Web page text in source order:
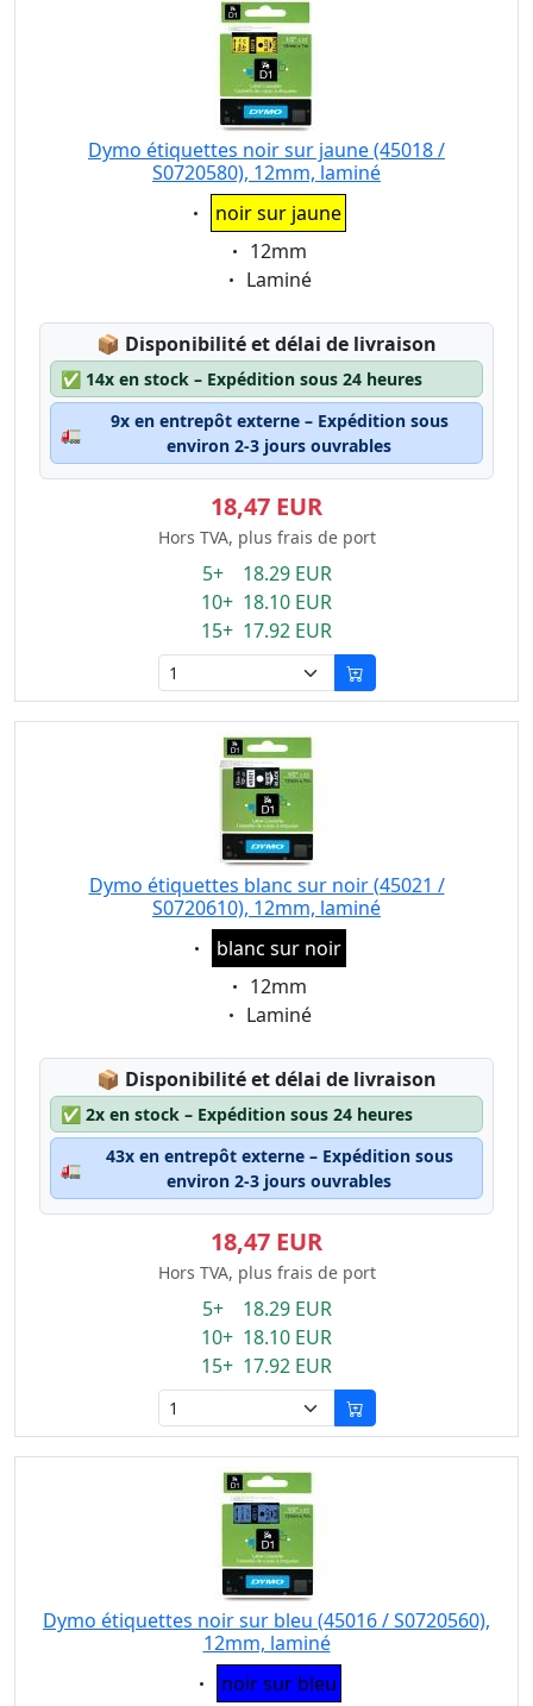
Dymo étiquettes noir sur jaune (45018 /
S0720580), 12mm, laminé
Eigenschaft:
noir sur jaune
Eigenschaft:
12mm
Eigenschaft:
Laminé
📦 Lagerstatus:
Disponibilité et délai de livraison
✅ 14x en stock – Expédition sous 24 heures
🚛
9x en entrepôt externe – Expédition sous
environ 2-3 jours ouvrables
18,47 EUR
Hors TVA, plus frais de port
5+ 18.29 EUR
10+ 18.10 EUR
15+ 17.92 EUR
Dymo étiquettes blanc sur noir (45021 /
S0720610), 12mm, laminé
Eigenschaft:
blanc sur noir
Eigenschaft:
12mm
Eigenschaft:
Laminé
📦 Lagerstatus:
Disponibilité et délai de livraison
✅ 2x en stock – Expédition sous 24 heures
🚛
43x en entrepôt externe – Expédition sous
environ 2-3 jours ouvrables
18,47 EUR
Hors TVA, plus frais de port
5+ 18.29 EUR
10+ 18.10 EUR
15+ 17.92 EUR
Dymo étiquettes noir sur bleu (45016 / S0720560),
12mm, laminé
Eigenschaft:
noir sur bleu